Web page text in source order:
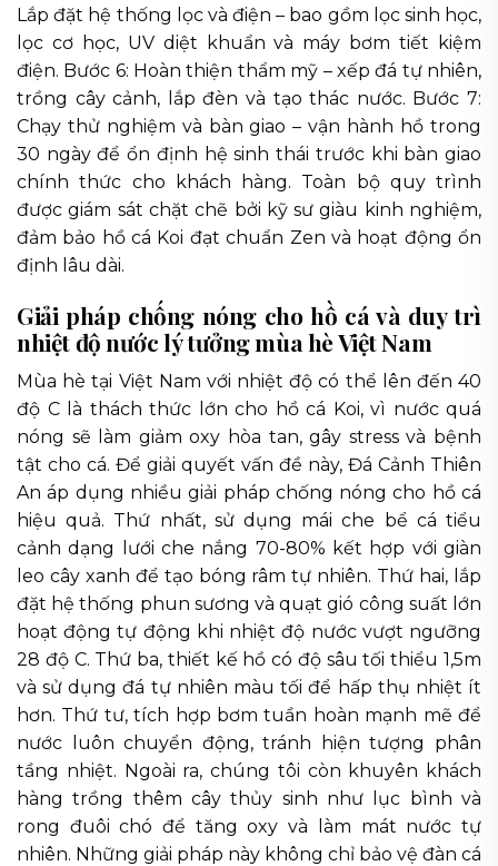
Lắp đặt hệ thống lọc và điện – bao gồm lọc sinh học,
lọc cơ học, UV diệt khuẩn và máy bơm tiết kiệm
điện. Bước 6: Hoàn thiện thẩm mỹ – xếp đá tự nhiên,
trồng cây cảnh, lắp đèn và tạo thác nước. Bước 7:
Chạy thử nghiệm và bàn giao – vận hành hồ trong
30 ngày để ổn định hệ sinh thái trước khi bàn giao
chính thức cho khách hàng. Toàn bộ quy trình
được giám sát chặt chẽ bởi kỹ sư giàu kinh nghiệm,
đảm bảo hồ cá Koi đạt chuẩn Zen và hoạt động ổn
định lâu dài.
Giải pháp chống nóng cho hồ cá và duy trì
nhiệt độ nước lý tưởng mùa hè Việt Nam
Mùa hè tại Việt Nam với nhiệt độ có thể lên đến 40
độ C là thách thức lớn cho hồ cá Koi, vì nước quá
nóng sẽ làm giảm oxy hòa tan, gây stress và bệnh
tật cho cá. Để giải quyết vấn đề này, Đá Cảnh Thiên
An áp dụng nhiều giải pháp chống nóng cho hồ cá
hiệu quả. Thứ nhất, sử dụng mái che bể cá tiểu
cảnh dạng lưới che nắng 70-80% kết hợp với giàn
leo cây xanh để tạo bóng râm tự nhiên. Thứ hai, lắp
đặt hệ thống phun sương và quạt gió công suất lớn
hoạt động tự động khi nhiệt độ nước vượt ngưỡng
28 độ C. Thứ ba, thiết kế hồ có độ sâu tối thiểu 1,5m
và sử dụng đá tự nhiên màu tối để hấp thụ nhiệt ít
hơn. Thứ tư, tích hợp bơm tuần hoàn mạnh mẽ để
nước luôn chuyển động, tránh hiện tượng phân
tầng nhiệt. Ngoài ra, chúng tôi còn khuyên khách
hàng trồng thêm cây thủy sinh như lục bình và
rong đuôi chó để tăng oxy và làm mát nước tự
nhiên. Những giải pháp này không chỉ bảo vệ đàn cá